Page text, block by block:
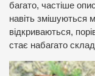
багато, частіше
навіть змішуються
відкриваються,
стає набагато